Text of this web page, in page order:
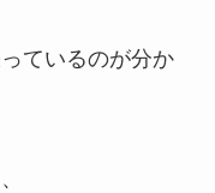
ているのが分か